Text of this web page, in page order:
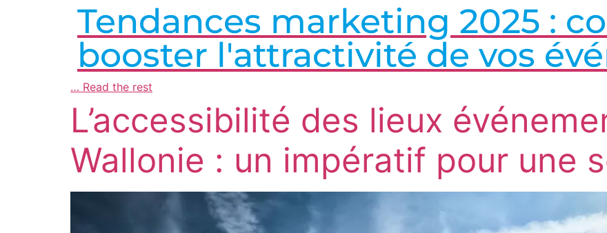
Tendances marketing 2025 :
booster l'attractivité de vos
… Read the rest
L’accessibilité des lieux
Wallonie : un impératif pour une